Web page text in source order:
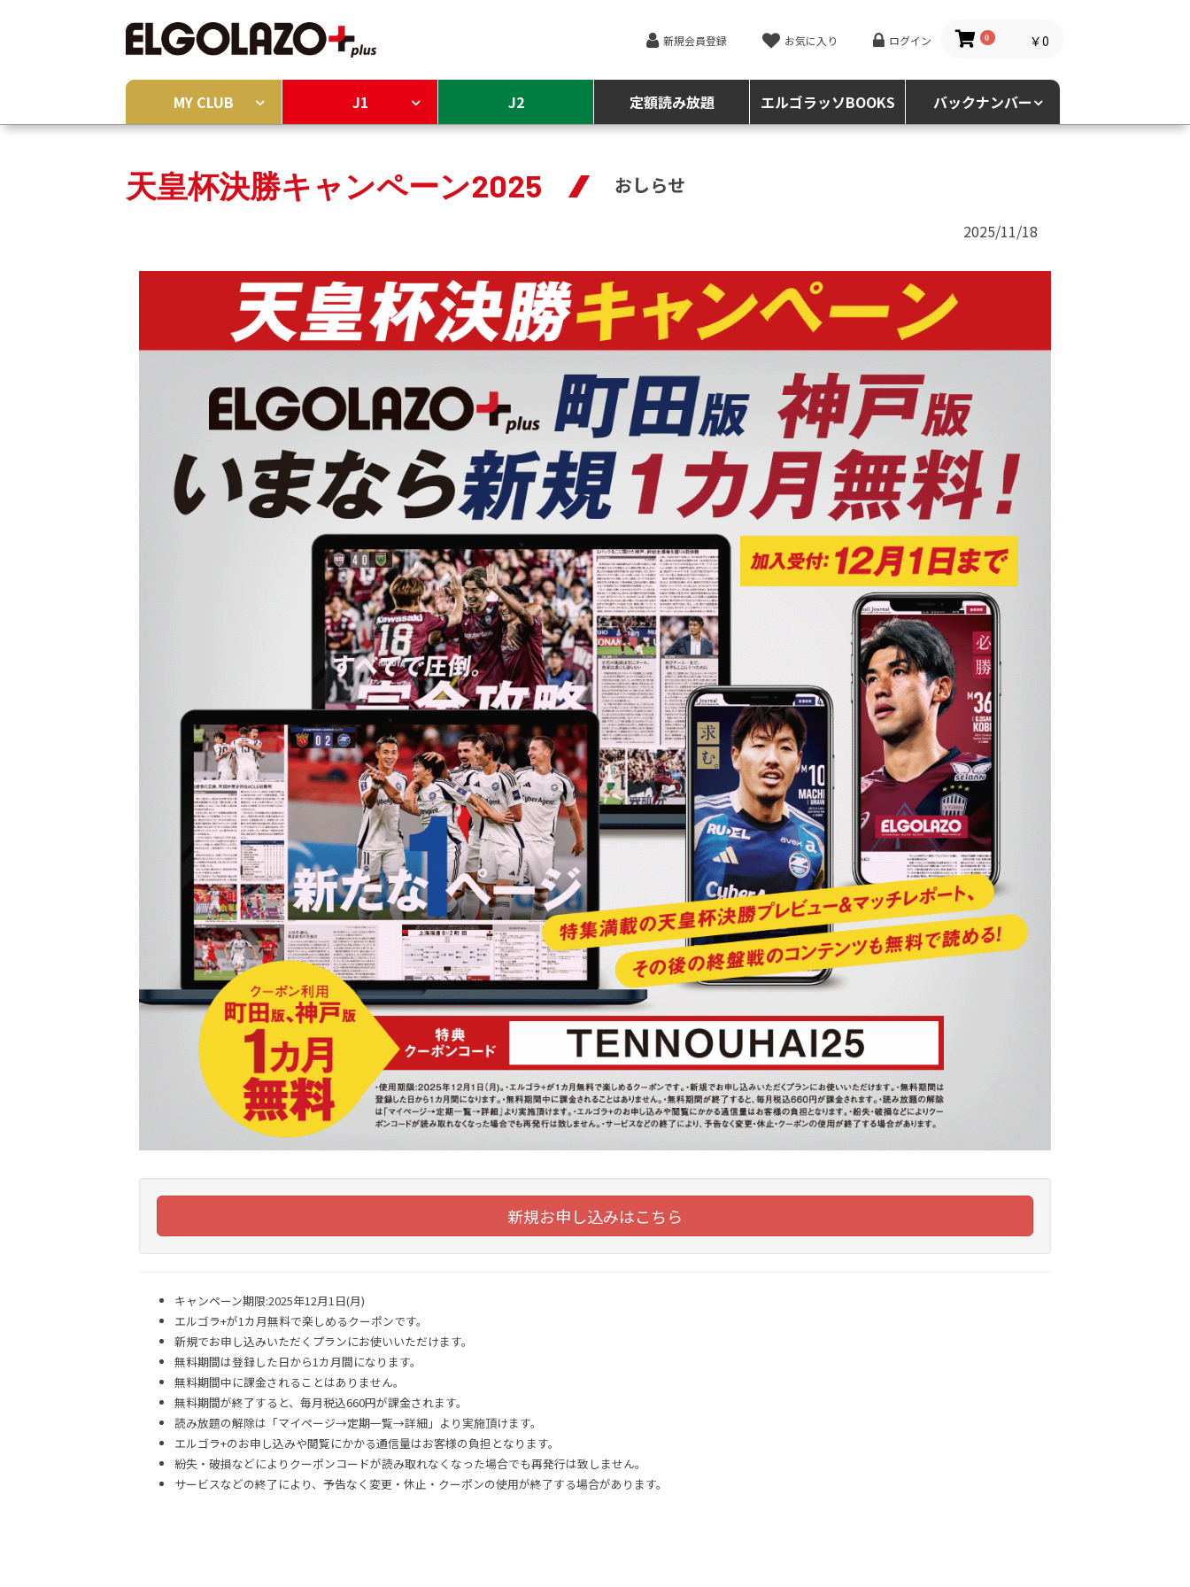
新規会員登録 お気に入り ログイン 0 ￥0
MY CLUB J1 J2 定額読み放題 エルゴラッソBOOKS バックナンバー
天皇杯決勝キャンペーン2025 おしらせ
2025/11/18
新規お申し込みはこちら
キャンペーン期限:2025年12月1日(月)
エルゴラ+が1カ月無料で楽しめるクーポンです。
新規でお申し込みいただくプランにお使いいただけます。
無料期間は登録した日から1カ月間になります。
無料期間中に課金されることはありません。
無料期間が終了すると、毎月税込660円が課金されます。
読み放題の解除は「マイページ→定期一覧→詳細」より実施頂けます。
エルゴラ+のお申し込みや閲覧にかかる通信量はお客様の負担となります。
紛失・破損などによりクーポンコードが読み取れなくなった場合でも再発行は致しません。
サービスなどの終了により、予告なく変更・休止・クーポンの使用が終了する場合があります。